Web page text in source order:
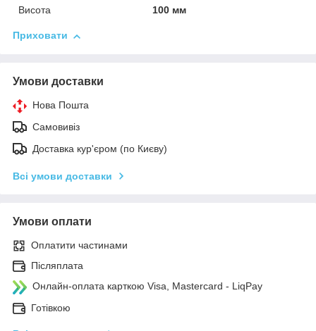
Висота
100 мм
Приховати
Умови доставки
Нова Пошта
Самовивіз
Доставка кур'єром (по Києву)
Всі умови доставки
Умови оплати
Оплатити частинами
Післяплата
Онлайн-оплата карткою Visa, Mastercard - LiqPay
Готівкою